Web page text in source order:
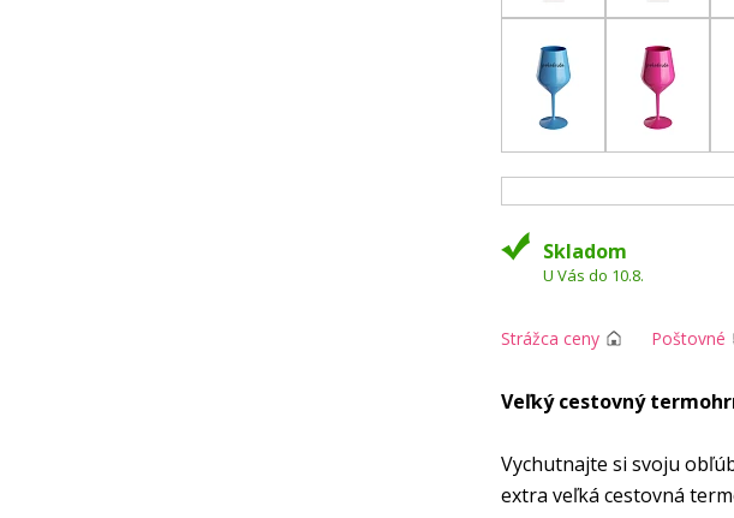
Skladom
U Vás do 10.8.
Strážca ceny Poštovné
Veľký cestovný
Vychutnajte si svoju
extra veľká cestovná